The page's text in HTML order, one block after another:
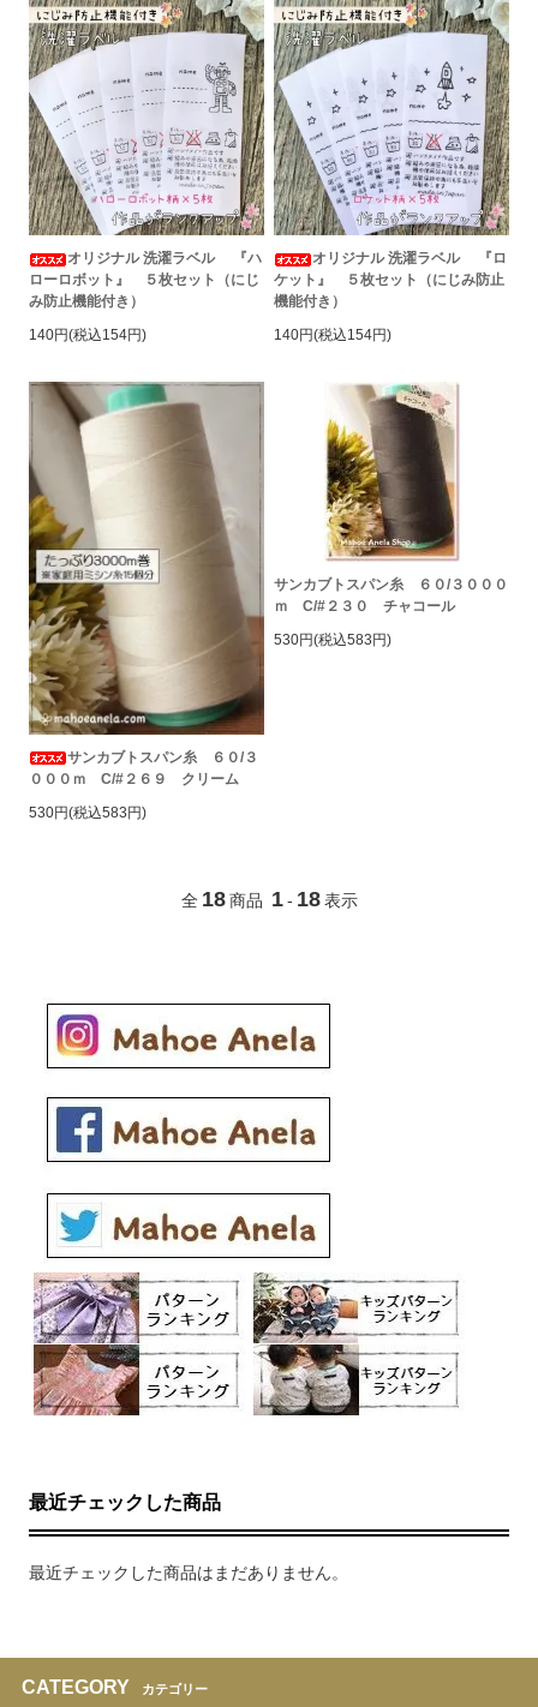
オリジナル 洗濯ラベル 『ハ
ローロボット』 ５枚セット（にじ
み防止機能付き）
140円(税込154円)
オリジナル 洗濯ラベル 『ロ
ケット』 ５枚セット（にじみ防止
機能付き）
140円(税込154円)
サンカブトスパン糸 ６０/３
０００ｍ C/#２６９ クリーム
530円(税込583円)
サンカブトスパン糸 ６０/３０００
ｍ C/#２３０ チャコール
530円(税込583円)
全 18 商品 1 - 18 表示
最近チェックした商品
最近チェックした商品はまだありません。
CATEGORY カテゴリー